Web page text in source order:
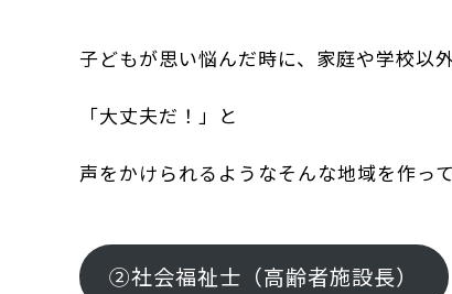
子どもが思い悩んだ時に、家庭や学校以
「大丈夫だ！」と
声をかけられるようなそんな地域を作っ
②社会福祉士（高齢者施設長）